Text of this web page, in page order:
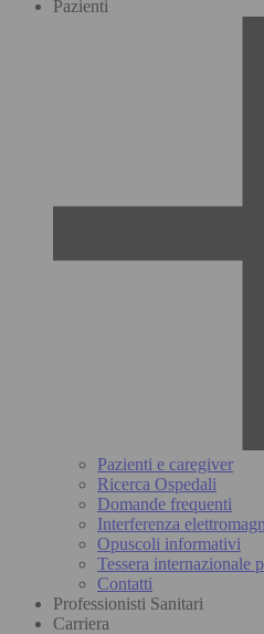
Pazienti
Pazienti e caregiver
Ricerca Ospedali
Domande frequenti
Interferenza
Opuscoli informativi
Tessera internazionale
Contatti
Professionisti Sanitari
Carriera